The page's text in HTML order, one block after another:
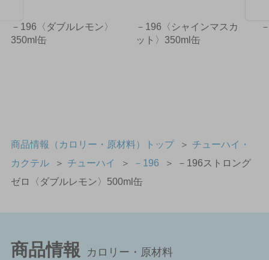
－196〈ダブルレモン〉
350ml缶
－196〈シャインマスカ
ット〉350ml缶
商品情報（カロリー・原材料）トップ ＞ チューハイ・
カクテル
＞ チューハイ ＞ －196 ＞
－196ストロング
ゼロ〈ダブルレモン〉500ml缶
商品情報 カロリー・原材料